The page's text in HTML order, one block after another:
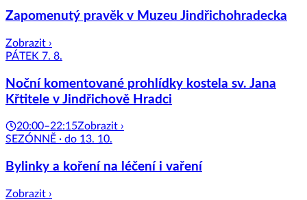
Zapomenutý pravěk v Muzeu Jindřichohradecka
Zobrazit ›
PÁTEK 7. 8.
Noční komentované prohlídky kostela sv. Jana
Křtitele v Jindřichově Hradci
20:00–22:15Zobrazit ›
SEZÓNNĚ · do 13. 10.
Bylinky a koření na léčení i vaření
Zobrazit ›